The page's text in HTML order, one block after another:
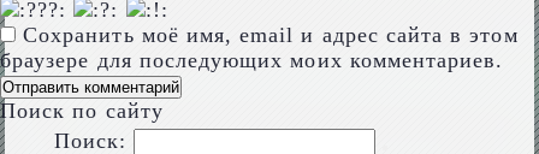
Сохранить моё имя, email и адрес сайта в этом
браузере для последующих моих комментариев.
Поиск по сайту
Поиск: